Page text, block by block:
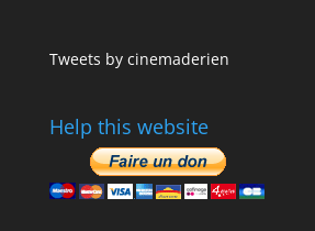
Tweets by cinemaderien
Help this website